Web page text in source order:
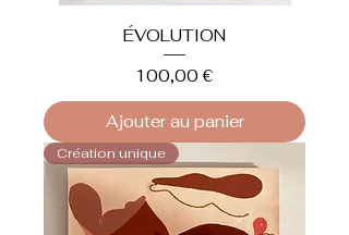
ÉVOLUTION
Prix
100,00 €
Ajouter au panier
Création unique